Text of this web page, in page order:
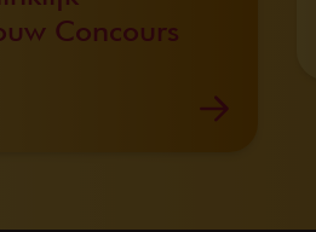
Concours